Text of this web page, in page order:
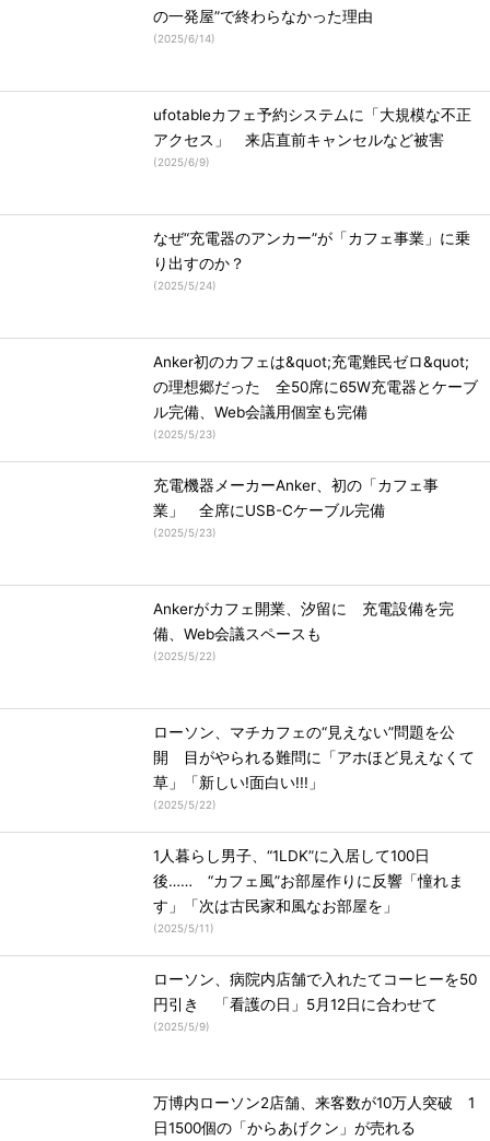
の一発屋”で終わらなかった理由
(2025/6/14)
ufotableカフェ予約システムに「大規模な不正
アクセス」 来店直前キャンセルなど被害
(2025/6/9)
なぜ“充電器のアンカー”が「カフェ事業」に乗
り出すのか？
(2025/5/24)
Anker初のカフェは&quot;充電難民ゼロ&quot;
の理想郷だった 全50席に65W充電器とケーブ
ル完備、Web会議用個室も完備
(2025/5/23)
充電機器メーカーAnker、初の「カフェ事
業」 全席にUSB-Cケーブル完備
(2025/5/23)
Ankerがカフェ開業、汐留に 充電設備を完
備、Web会議スペースも
(2025/5/22)
ローソン、マチカフェの“見えない”問題を公
開 目がやられる難問に「アホほど見えなくて
草」「新しい!面白い!!!」
(2025/5/22)
1人暮らし男子、“1LDK”に入居して100日
後…… “カフェ風”お部屋作りに反響「憧れま
す」「次は古民家和風なお部屋を」
(2025/5/11)
ローソン、病院内店舗で入れたてコーヒーを50
円引き 「看護の日」5月12日に合わせて
(2025/5/9)
万博内ローソン2店舗、来客数が10万人突破 1
日1500個の「からあげクン」が売れる